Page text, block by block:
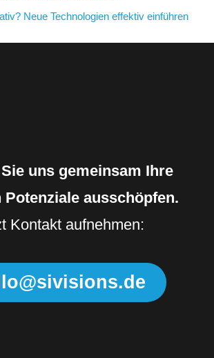
Neue Technologien effektiv einführen
uns gemeinsam Ihre
Potenziale ausschöpfen.
Kontakt aufnehmen: